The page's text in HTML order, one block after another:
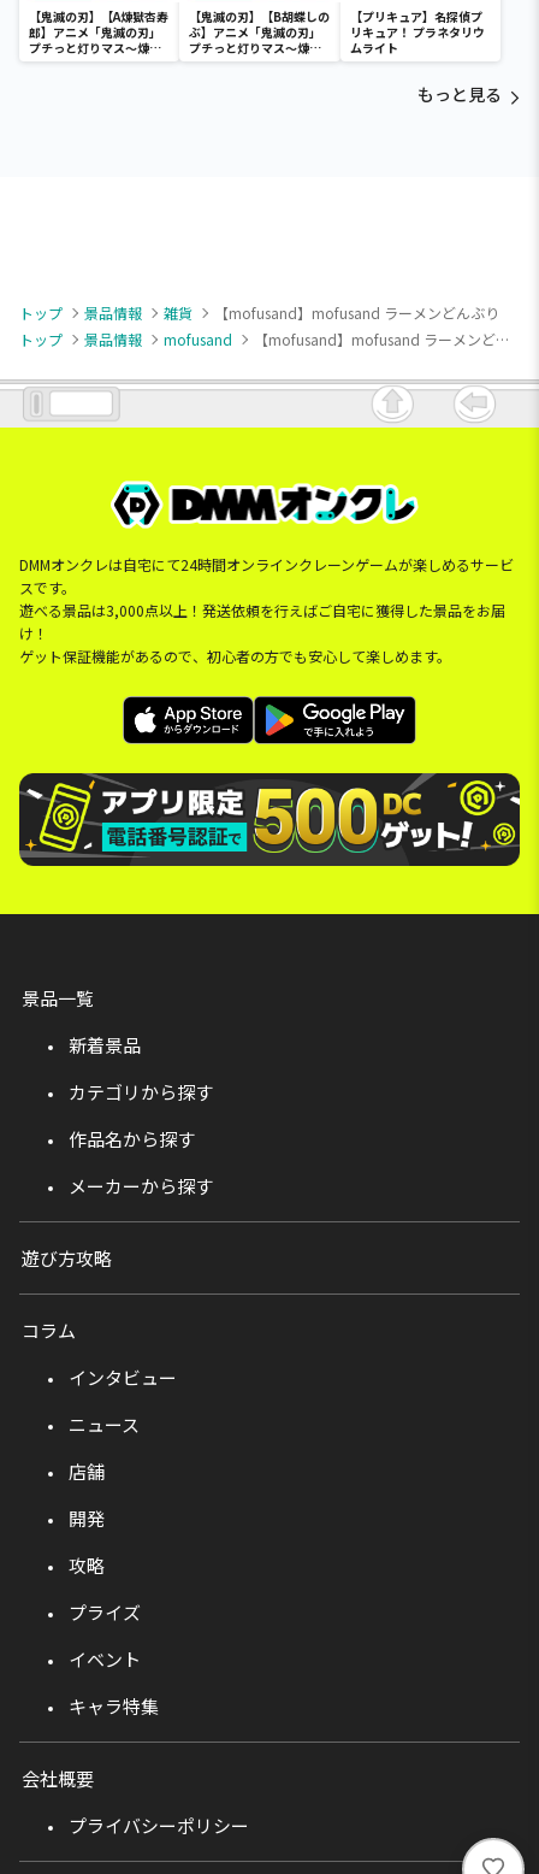
【鬼滅の刃】【A煉獄杏寿
郎】アニメ「鬼滅の刃」
プチっと灯りマス～煉獄
杏寿郎・胡蝶しのぶ～
【鬼滅の刃】【B胡蝶しの
ぶ】アニメ「鬼滅の刃」
プチっと灯りマス～煉獄
杏寿郎・胡蝶しのぶ～
【プリキュア】名探偵プ
リキュア！ プラネタリウ
ムライト
もっと見る
トップ 景品情報 雑貨
【mofusand】mofusand ラーメンどんぶり
トップ
景品情報 mofusand 【mofusand】mofusand ラーメンどんぶり
DMMオンクレは自宅にて24時間オンラインクレーンゲームが楽しめるサービ
スです。
遊べる景品は3,000点以上！発送依頼を行えばご自宅に獲得した景品をお届
け！
ゲット保証機能があるので、初心者の方でも安心して楽しめます。
景品一覧
新着景品
カテゴリから探す
作品名から探す
メーカーから探す
遊び方攻略
コラム
インタビュー
ニュース
店舗
開発
攻略
プライズ
イベント
キャラ特集
会社概要
プライバシーポリシー